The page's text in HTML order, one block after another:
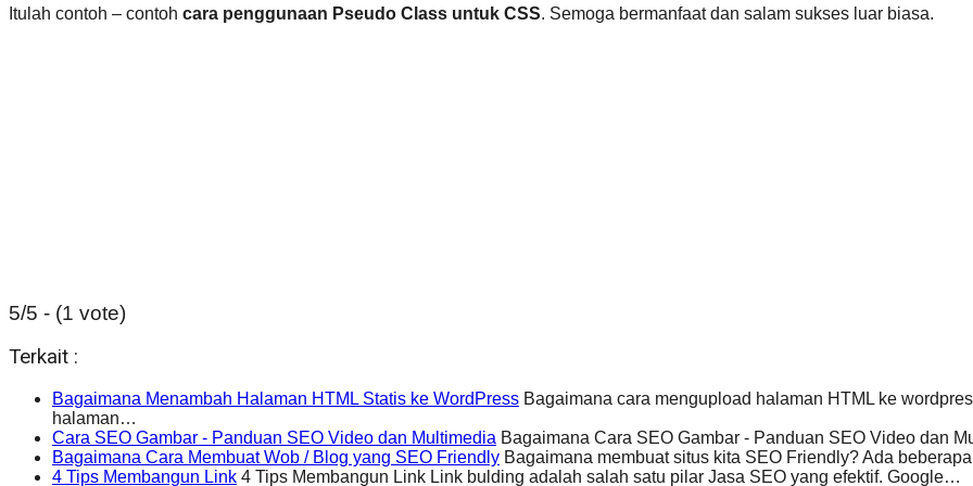
Itulah contoh – contoh cara penggunaan Pseudo Class untuk CSS. Semoga bermanfaat dan salam sukses luar biasa.
5/5 - (1 vote)
Terkait :
Bagaimana Menambah Halaman HTML Statis ke WordPress Bagaimana cara mengupload halaman HTML ke
halaman…
Cara SEO Gambar - Panduan SEO Video dan Multimedia Bagaimana Cara SEO Gambar - Panduan SEO Video dan
Bagaimana Cara Membuat Wob / Blog yang SEO Friendly Bagaimana membuat situs kita SEO Friendly? Ada
4 Tips Membangun Link 4 Tips Membangun Link Link bulding adalah salah satu pilar Jasa SEO yang efektif. Google…